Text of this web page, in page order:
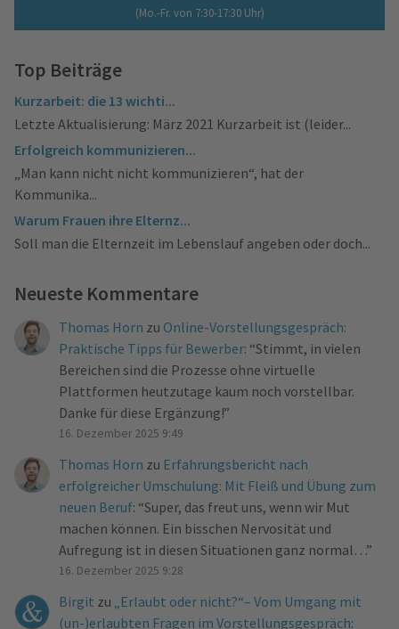
(Mo.-Fr. von 7:30-17:30 Uhr)
Top Beiträge
Kurzarbeit: die 13 wichti...
Letzte Aktualisierung: März 2021 Kurzarbeit ist (leider...
Erfolgreich kommunizieren...
„Man kann nicht nicht kommunizieren“, hat der
Kommunika...
Warum Frauen ihre Elternz...
Soll man die Elternzeit im Lebenslauf angeben oder doch...
Neueste Kommentare
Thomas Horn zu Online-Vorstellungsgespräch:
Praktische Tipps für Bewerber: “Stimmt, in vielen
Bereichen sind die Prozesse ohne virtuelle
Plattformen heutzutage kaum noch vorstellbar.
Danke für diese Ergänzung!”
16. Dezember 2025 9:49
Thomas Horn zu Erfahrungsbericht nach
erfolgreicher Umschulung: Mit Fleiß und Übung zum
neuen Beruf: “Super, das freut uns, wenn wir Mut
machen können. Ein bisschen Nervosität und
Aufregung ist in diesen Situationen ganz normal… ”
16. Dezember 2025 9:28
Birgit zu „Erlaubt oder nicht?“– Vom Umgang mit
(un-)erlaubten Fragen im Vorstellungsgespräch: